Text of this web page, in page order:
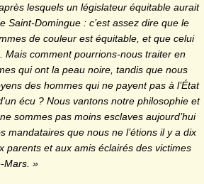
lesquels un législateur équitable aurait
Saint-Domingue : c’est assez dire que le
de couleur est équitable, et que celui
Mais comment pourrions-nous traiter en
qui ont la peau noire, tandis que nous
des hommes qui ne payent pas à l’État
écu ? Nous vantons notre philosophie et
sommes pas moins esclaves aujourd’hui
mandataires que nous ne l’étions il y a dix
parents et aux amis éclairés des victimes
Mars. »